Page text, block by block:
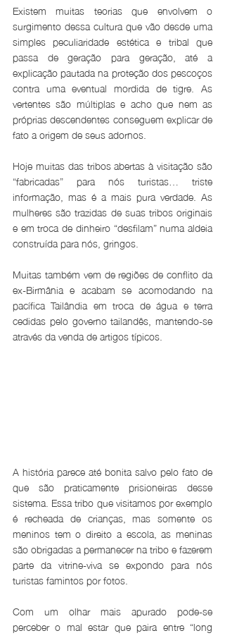
Existem muitas teorias que envolvem o
surgimento dessa cultura que vão desde uma
simples peculiaridade estética e tribal que
passa de geração para geração, até a
explicação pautada na proteção dos pescoços
contra uma eventual mordida de tigre. As
vertentes são múltiplas e acho que nem as
próprias descendentes conseguem explicar de
fato a origem de seus adornos.
Hoje muitas das tribos abertas à visitação são
“fabricadas” para nós turistas… triste
informação, mas é a mais pura verdade. As
mulheres são trazidas de suas tribos originais
e em troca de dinheiro “desfilam” numa aldeia
construída para nós, gringos.
Muitas também vem de regiões de conflito da
ex-Birmânia e acabam se acomodando na
pacífica Tailândia em troca de água e terra
cedidas pelo governo tailandês, mantendo-se
através da venda de artigos típicos.
A história parece até bonita salvo pelo fato de
que são praticamente prisioneiras desse
sistema. Essa tribo que visitamos por exemplo
é recheada de crianças, mas somente os
meninos tem o direito a escola, as meninas
são obrigadas a permanecer na tribo e fazerem
parte da vitrine-viva se expondo para nós
turistas famintos por fotos.
Com um olhar mais apurado pode-se
perceber o mal estar que paira entre “long